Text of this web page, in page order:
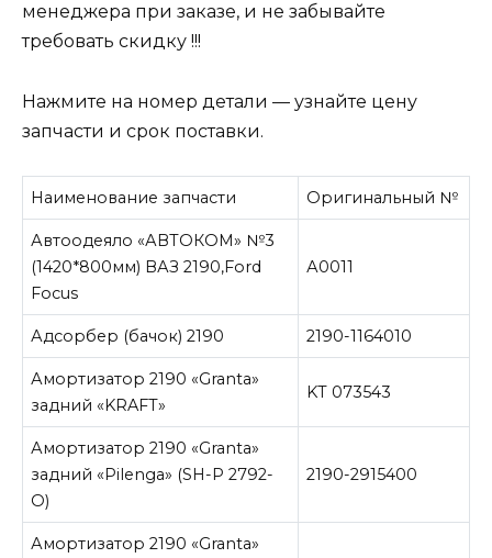
менеджера при заказе, и не забывайте
требовать скидку !!!
Нажмите на номер детали — узнайте цену
запчасти и срок поставки.
Наименование запчасти Оригинальный №
Автоодеяло «АВТОКОМ» №3
(1420*800мм) ВАЗ 2190,Ford
Focus
А0011
Адсорбер (бачок) 2190 2190-1164010
Амортизатор 2190 «Granta»
задний «KRAFT»
KT 073543
Амортизатор 2190 «Granta»
задний «Pilenga» (SН-P 2792-
О)
2190-2915400
Амортизатор 2190 «Granta»